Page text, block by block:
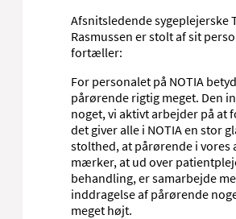
Afsnitsledende sygeplejerske
Rasmussen er stolt af sit
fortæller:
For personalet på NOTIA
pårørende rigtig meget. Den
noget, vi aktivt arbejder på at
det giver alle i NOTIA en stor
stolthed, at pårørende i vores
mærker, at ud over
behandling, er samarbejde
inddragelse af pårørende
meget højt.